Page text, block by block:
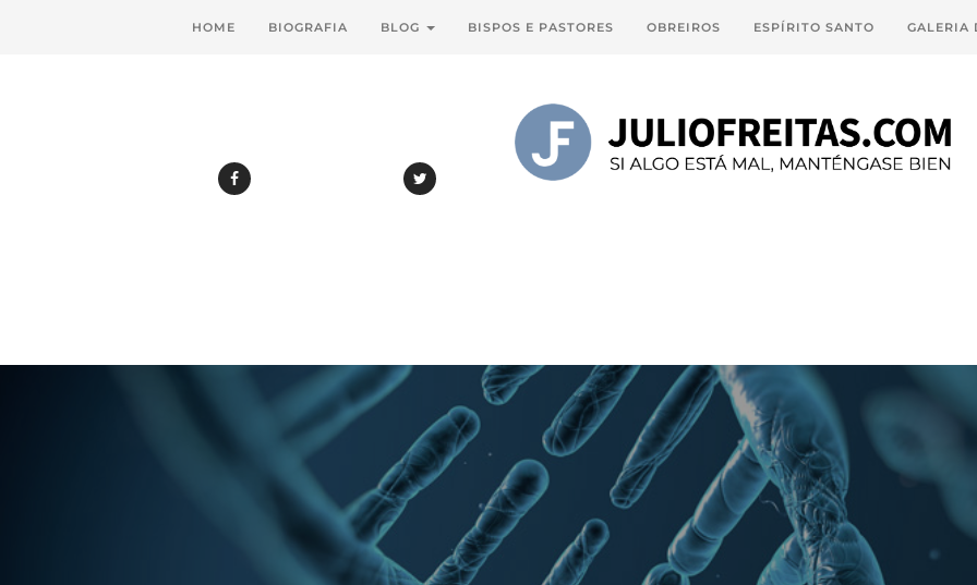
HOME BIOGRAFIA BLOG BISPOS E PASTORES OBREIROS ESPÍRITO SANTO GALERIA